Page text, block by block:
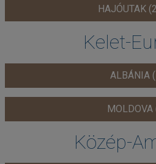
HAJÓUTAK
Kelet-
ALBÁNIA
MOLDOVA
Közép-